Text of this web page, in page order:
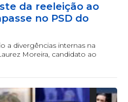
da reeleição ao
no PSD do
a divergências internas na
Moreira, candidato ao